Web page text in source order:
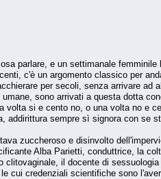
parlare, e un settimanale
c'è un argomento classico per
per secoli, senza arrivare
sono arrivati a questa dotta
volta si e cento no, o una volta no e
addirittura sempre sì signora con se
zuccheroso e disinvolto
Alba Parietti, conduttrice, la
clitovaginale, il docente di
cui credenziali scientifiche sono